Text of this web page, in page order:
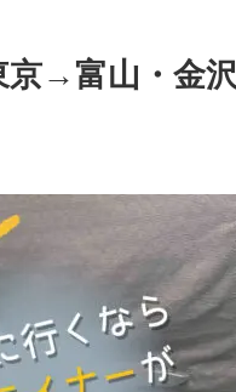
京→富山・金